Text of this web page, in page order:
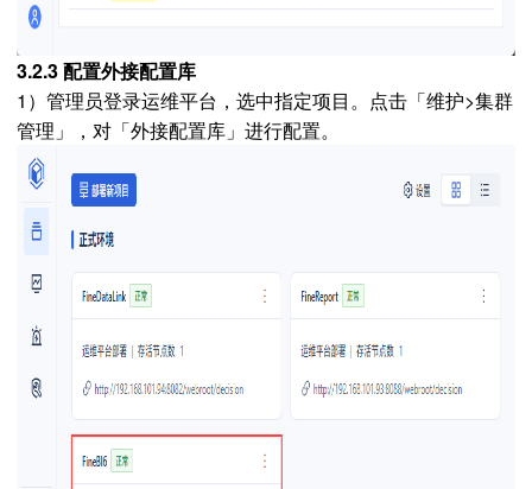
3.2.3 配置外接配置库
1）管理员登录运维平台，选中指定项目。点击「维护>集群
管理」，对「外接配置库」进行配置。